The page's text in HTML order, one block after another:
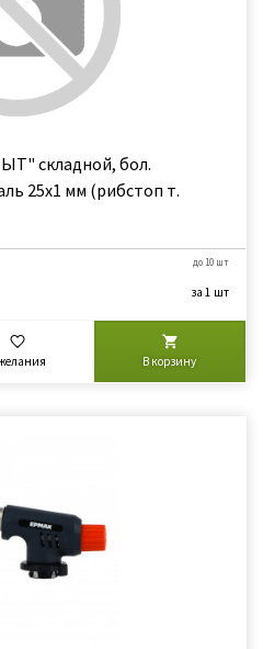
складной, бол.
25х1 мм (рибстоп т.
до 10 шт
за 1 шт
В корзину